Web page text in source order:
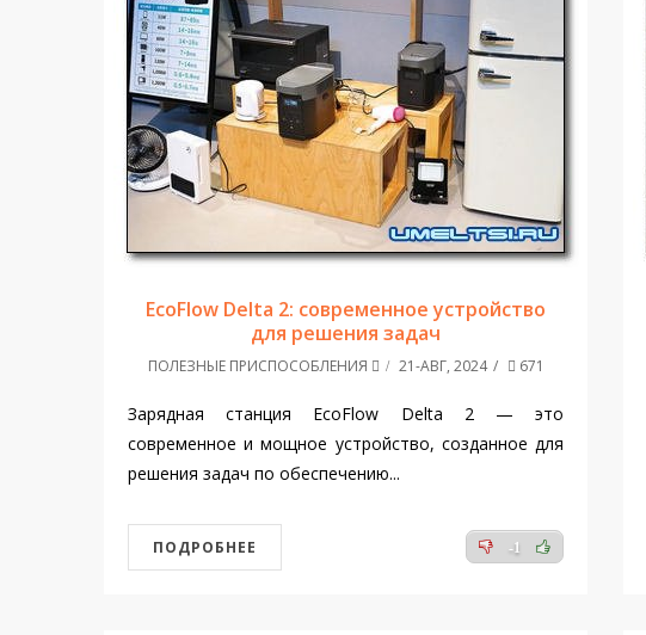
EcoFlow Delta 2: современное устройство
для решения задач
ПОЛЕЗНЫЕ ПРИСПОСОБЛЕНИЯ 21-АВГ, 2024 671
Зарядная станция EcoFlow Delta 2 — это
современное и мощное устройство, созданное для
решения задач по обеспечению...
-1
ПОДРОБНЕЕ